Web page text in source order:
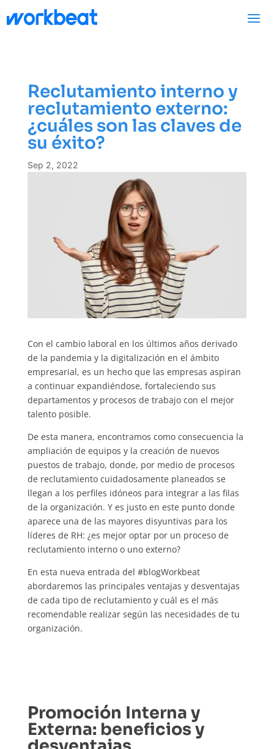
Reclutamiento interno y
reclutamiento externo:
¿cuáles son las claves de
su éxito?
Sep 2, 2022
Con el cambio laboral en los últimos años derivado
de la pandemia y la digitalización en el ámbito
empresarial, es un hecho que las empresas aspiran
a continuar expandiéndose, fortaleciendo sus
departamentos y procesos de trabajo con el mejor
talento posible.
De esta manera, encontramos como consecuencia la
ampliación de equipos y la creación de nuevos
puestos de trabajo, donde, por medio de procesos
de reclutamiento cuidadosamente planeados se
llegan a los perfiles idóneos para integrar a las filas
de la organización. Y es justo en este punto donde
aparece una de las mayores disyuntivas para los
líderes de RH: ¿es mejor optar por un proceso de
reclutamiento interno o uno externo?
En esta nueva entrada del #blogWorkbeat
abordaremos las principales ventajas y desventajas
de cada tipo de reclutamiento y cuál es el más
recomendable realizar según las necesidades de tu
organización.
Promoción Interna y
Externa: beneficios y